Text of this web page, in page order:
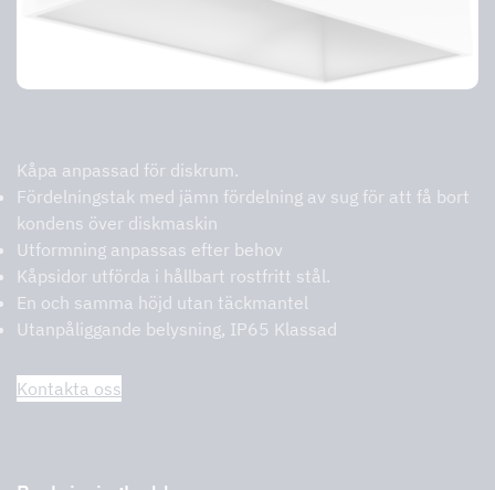
Kåpa anpassad för diskrum.
Fördelningstak med jämn fördelning av sug för att få bort
kondens över diskmaskin
Utformning anpassas efter behov
Kåpsidor utförda i hållbart rostfritt stål.
En och samma höjd utan täckmantel
Utanpåliggande belysning, IP65 Klassad
Kontakta oss